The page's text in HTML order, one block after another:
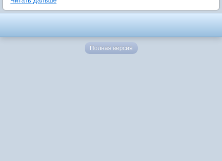
Полная версия